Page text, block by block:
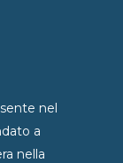
nel
a
nella